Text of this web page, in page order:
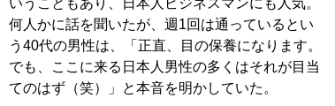
何人かに話を聞いたが、週1回は通っているとい
う40代の男性は、「正直、目の保養になります。
でも、ここに来る日本人男性の多くはそれが目当
てのはず（笑）」と本音を明かしていた。